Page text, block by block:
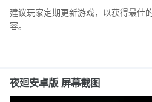
建议玩家定期更新游戏，以获得最佳
容。
夜廻安卓版 屏幕截图